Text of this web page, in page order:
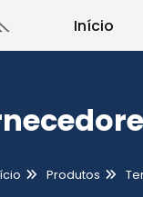
Início
Produtos